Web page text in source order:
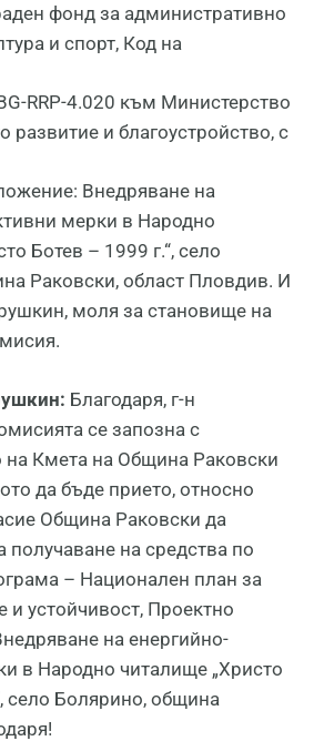
фонд за административно
и спорт, Код на
RRP-4.020 към Министерство
развитие и благоустройство, с
Внедряване на
мерки в Народно
Ботев – 1999 г.“, село
Раковски, област Пловдив. И
моля за становище на
Благодаря, г-н
се запозна с
на Кмета на Община Раковски
да бъде прието, относно
Община Раковски да
получаване на средства по
– Национален план за
и устойчивост, Проектно
на енергийно-
в Народно читалище „Христо
село Болярино, община